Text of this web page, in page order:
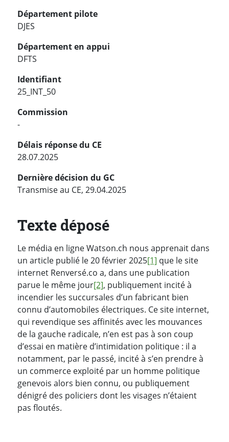
Département pilote
DJES
Département en appui
DFTS
Identifiant
25_INT_50
Commission
-
Délais réponse du CE
28.07.2025
Dernière décision du GC
Transmise au CE, 29.04.2025
Texte déposé
Le média en ligne Watson.ch nous apprenait dans
un article publié le 20 février 2025[1] que le site
internet Renversé.co a, dans une publication
parue le même jour[2], publiquement incité à
incendier les succursales d’un fabricant bien
connu d’automobiles électriques. Ce site internet,
qui revendique ses affinités avec les mouvances
de la gauche radicale, n’en est pas à son coup
d’essai en matière d’intimidation politique : il a
notamment, par le passé, incité à s’en prendre à
un commerce exploité par un homme politique
genevois alors bien connu, ou publiquement
dénigré des policiers dont les visages n’étaient
pas floutés.